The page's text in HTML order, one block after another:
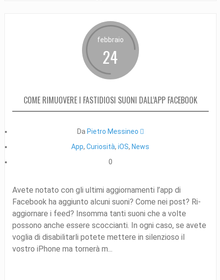
febbraio
24
COME RIMUOVERE I FASTIDIOSI SUONI DALL’APP FACEBOOK
Da Pietro Messineo 
App,Curiosità,iOS,News
0
Avete notato con gli ultimi aggiornamenti l’app di
Facebook ha aggiunto alcuni suoni? Come nei post? Ri-
aggiornare i feed? Insomma tanti suoni che a volte
possono anche essere scoccianti. In ogni caso, se avete
voglia di disabilitarli potete mettere in silenzioso il
vostro iPhone ma tornerà m...